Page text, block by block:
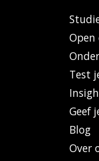
Open
Test
Geef
Blog
Over